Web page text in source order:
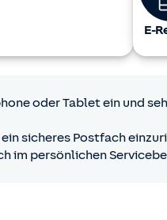
E-
oder Tablet ein und
sicheres Postfach
im persönlichen